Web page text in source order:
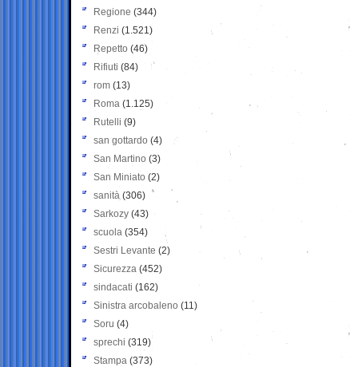
Regione (344)
Renzi (1.521)
Repetto (46)
Rifiuti (84)
rom (13)
Roma (1.125)
Rutelli (9)
san gottardo (4)
San Martino (3)
San Miniato (2)
sanità (306)
Sarkozy (43)
scuola (354)
Sestri Levante (2)
Sicurezza (452)
sindacati (162)
Sinistra arcobaleno (11)
Soru (4)
sprechi (319)
Stampa (373)